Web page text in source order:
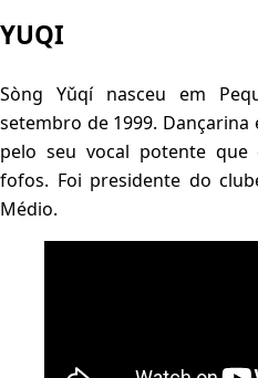
YUQI
Sòng Yǔqí nasceu em
setembro de 1999. Dançarina
pelo seu vocal potente
fofos. Foi presidente do
Médio.